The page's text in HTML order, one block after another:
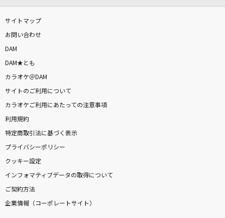
サイトマップ
お問い合わせ
DAM
DAM★とも
カラオケ＠DAM
サイトのご利用について
カラオケご利用にあたっての注意事項
利用規約
特定商取引法に基づく表示
プライバシーポリシー
クッキー設定
インフォマティブデータの取得について
ご契約方法
企業情報（コーポレートサイト）